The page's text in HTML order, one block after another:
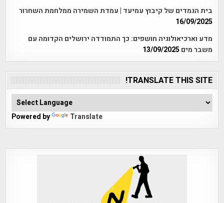
בית הגמדים של קיבוץ עמיעד | עמדת השמירה ממלחמת השחרור
16/09/2025
מדע וארכיאולוגיה חושפים: כך התמודדה ירושלים הקדומה עם
משבר מים 13/09/2025
TRANSLATE THIS SITE!
Powered by Translate